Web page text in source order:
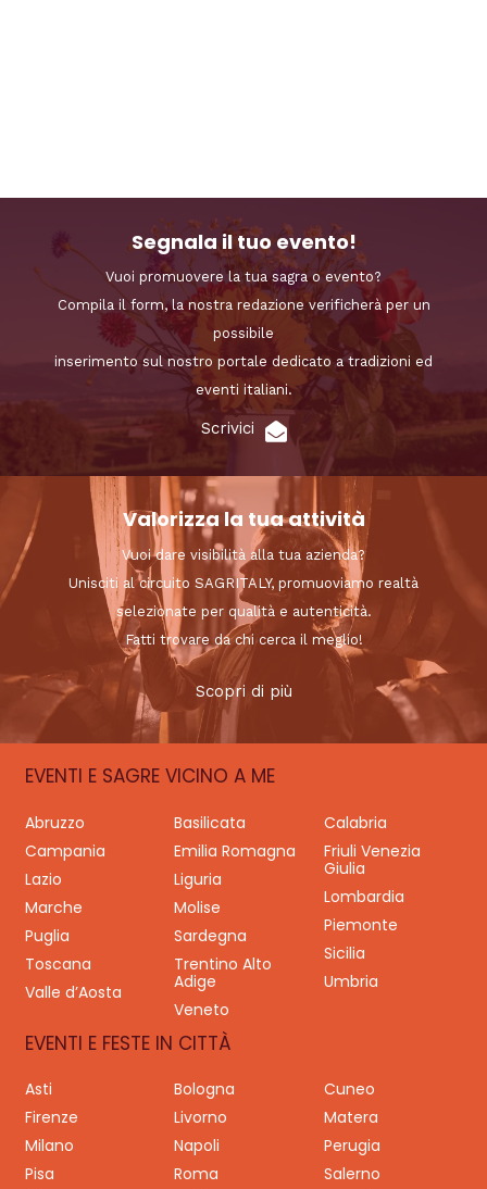
Segnala il tuo evento!
Vuoi promuovere la tua sagra o evento?
Compila il form, la nostra redazione verificherà per un
possibile
inserimento sul nostro portale dedicato a tradizioni ed
eventi italiani.
Scrivici
Valorizza la tua attività
Vuoi dare visibilità alla tua azienda?
Unisciti al circuito SAGRITALY, promuoviamo realtà
selezionate per qualità e autenticità.
Fatti trovare da chi cerca il meglio!
Scopri di più
EVENTI E SAGRE VICINO A ME
Abruzzo Basilicata
Calabria
Campania
Emilia Romagna
Friuli Venezia
Giulia
Lazio
Liguria
Lombardia
Marche
Molise
Piemonte
Puglia
Sardegna
Sicilia
Toscana
Trentino Alto
Adige
Umbria
Valle d’Aosta
Veneto
EVENTI E FESTE IN CITTÀ
Asti Bologna
Cuneo
Firenze
Livorno
Matera
Milano
Napoli
Perugia
Pisa
Roma
Salerno